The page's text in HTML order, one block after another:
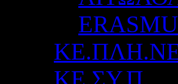
ΚΕ.ΣΥ.Π.